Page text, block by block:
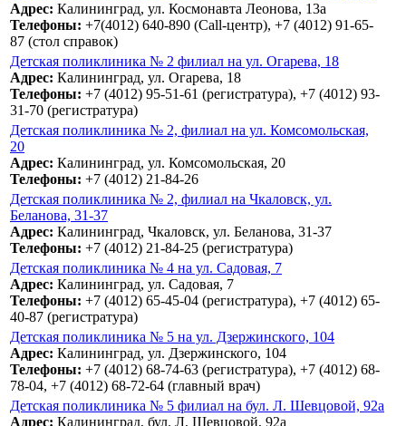
Адрес: Калининград, ул. Космонавта Леонова, 13а
Телефоны: +7(4012) 640-890 (Call-центр), +7 (4012) 91-65-
87 (стол справок)
Детская поликлиника № 2 филиал на ул. Огарева, 18
Адрес: Калининград, ул. Огарева, 18
Телефоны: +7 (4012) 95-51-61 (регистратура), +7 (4012) 93-
31-70 (регистратура)
Детская поликлиника № 2, филиал на ул. Комсомольская,
20
Адрес: Калининград, ул. Комсомольская, 20
Телефоны: +7 (4012) 21-84-26
Детская поликлиника № 2, филиал на Чкаловск, ул.
Беланова, 31-37
Адрес: Калининград, Чкаловск, ул. Беланова, 31-37
Телефоны: +7 (4012) 21-84-25 (регистратура)
Детская поликлиника № 4 на ул. Садовая, 7
Адрес: Калининград, ул. Садовая, 7
Телефоны: +7 (4012) 65-45-04 (регистратура), +7 (4012) 65-
40-87 (регистратура)
Детская поликлиника № 5 на ул. Дзержинского, 104
Адрес: Калининград, ул. Дзержинского, 104
Телефоны: +7 (4012) 68-74-63 (регистратура), +7 (4012) 68-
78-04, +7 (4012) 68-72-64 (главный врач)
Детская поликлиника № 5 филиал на бул. Л. Шевцовой, 92а
Адрес: Калининград, бул. Л. Шевцовой, 92а